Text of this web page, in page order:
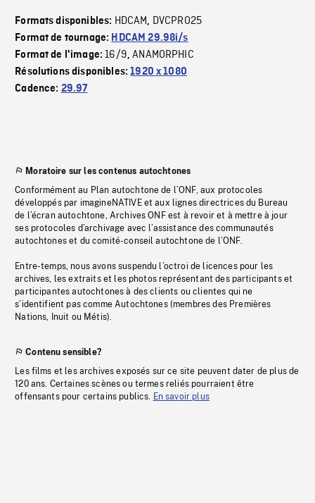
Formats disponibles: HDCAM, DVCPRO25
Format de tournage: HDCAM 29.98i/s
Format de l'image:16/9,ANAMORPHIC
Résolutions disponibles:1920 x 1080
Cadence: 29.97
Moratoire sur les contenus autochtones
Conformément au Plan autochtone de l’ONF, aux protocoles
développés par imagineNATIVE et aux lignes directrices du Bureau
de l’écran autochtone, Archives ONF est à revoir et à mettre à jour
ses protocoles d’archivage avec l’assistance des communautés
autochtones et du comité-conseil autochtone de l’ONF.
Entre-temps, nous avons suspendu l’octroi de licences pour les
archives, les extraits et les photos représentant des participants et
participantes autochtones à des clients ou clientes qui ne
s’identifient pas comme Autochtones (membres des Premières
Nations, Inuit ou Métis).
Contenu sensible?
Les films et les archives exposés sur ce site peuvent dater de plus de
120 ans. Certaines scènes ou termes reliés pourraient être
offensants pour certains publics. En savoir plus